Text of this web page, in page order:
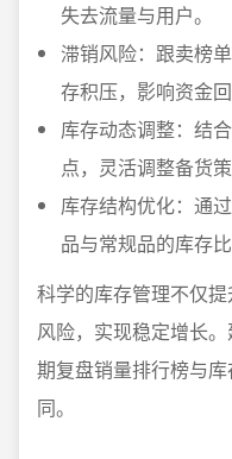
失去流量与用户。
滞销风险：跟卖榜
存积压，影响资金回
库存动态调整：结
点，灵活调整备货策
库存结构优化：通
品与常规品的库存比
科学的库存管理不仅
风险，实现稳定增长
期复盘销量排行榜与
同。